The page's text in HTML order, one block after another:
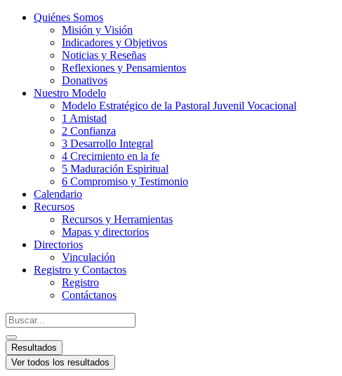
Quiénes Somos
Misión y Visión
Indicadores y Objetivos
Noticias y Reseñas
Reflexiones y Pensamientos
Donativos
Nuestro Modelo
Modelo Estratégico de la Pastoral Juvenil Vocacional
1 Amistad
2 Confianza
3 Desarrollo Integral
4 Crecimiento en la fe
5 Maduración Espiritual
6 Compromiso y Testimonio
Calendario
Recursos
Recursos y Herramientas
Mapas y directorios
Directorios
Vinculación
Registro y Contactos
Registro
Contáctanos
Resultados
Ver todos los resultados